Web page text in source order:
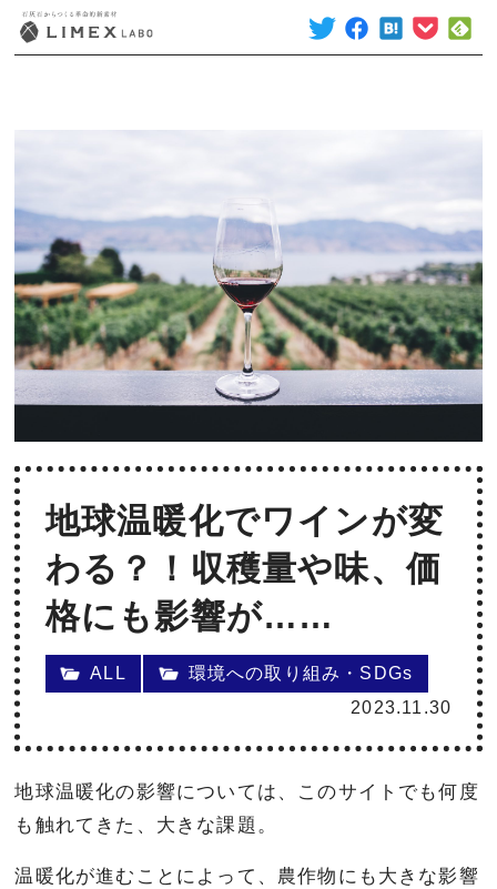
地球温暖化でワインが変
わる？！収穫量や味、価
格にも影響が……
ALL
環境への取り組み・SDGs
2023.11.30
地球温暖化の影響については、このサイトでも何度
も触れてきた、大きな課題。
温暖化が進むことによって、農作物にも大きな影響